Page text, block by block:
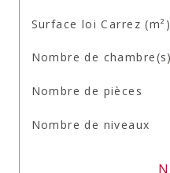
Surface loi Carrez (m²)
Nombre de chambre(s)
Nombre de pièces
Nombre de niveaux